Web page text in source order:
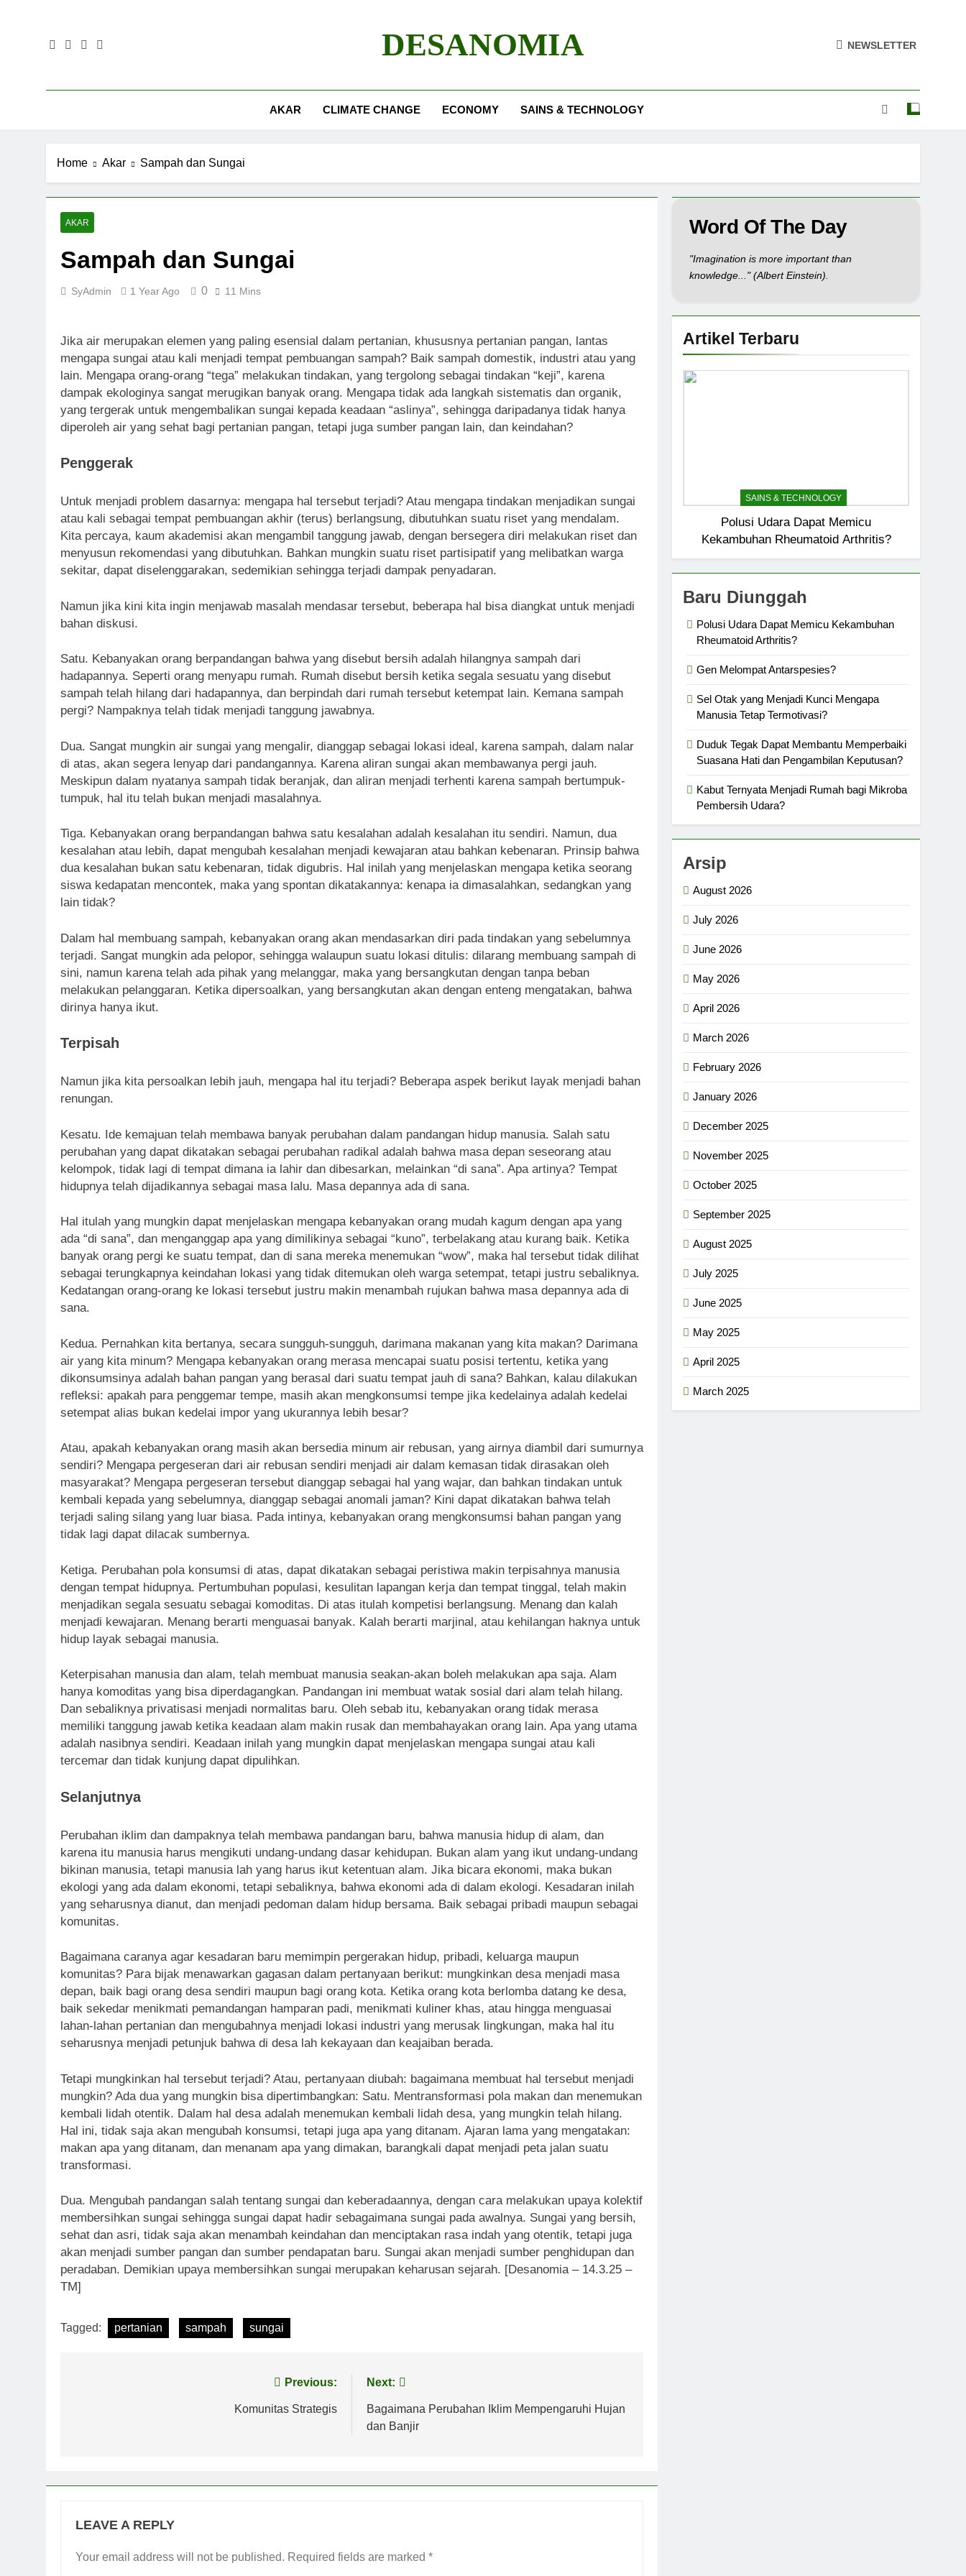
DESANOMIA NEWSLETTER
AKAR CLIMATE CHANGE ECONOMY SAINS & TECHNOLOGY
Home Akar Sampah dan Sungai
AKAR
Sampah dan Sungai
SyAdmin 1 Year Ago 0 11 Mins
Jika air merupakan elemen yang paling esensial dalam pertanian, khususnya pertanian pangan, lantas
mengapa sungai atau kali menjadi tempat pembuangan sampah? Baik sampah domestik, industri atau yang
lain. Mengapa orang-orang “tega” melakukan tindakan, yang tergolong sebagai tindakan “keji”, karena
dampak ekologinya sangat merugikan banyak orang. Mengapa tidak ada langkah sistematis dan organik,
yang tergerak untuk mengembalikan sungai kepada keadaan “aslinya”, sehingga daripadanya tidak hanya
diperoleh air yang sehat bagi pertanian pangan, tetapi juga sumber pangan lain, dan keindahan?
Penggerak
Untuk menjadi problem dasarnya: mengapa hal tersebut terjadi? Atau mengapa tindakan menjadikan sungai
atau kali sebagai tempat pembuangan akhir (terus) berlangsung, dibutuhkan suatu riset yang mendalam.
Kita percaya, kaum akademisi akan mengambil tanggung jawab, dengan bersegera diri melakukan riset dan
menyusun rekomendasi yang dibutuhkan. Bahkan mungkin suatu riset partisipatif yang melibatkan warga
sekitar, dapat diselenggarakan, sedemikian sehingga terjadi dampak penyadaran.
Namun jika kini kita ingin menjawab masalah mendasar tersebut, beberapa hal bisa diangkat untuk menjadi
bahan diskusi.
Satu. Kebanyakan orang berpandangan bahwa yang disebut bersih adalah hilangnya sampah dari
hadapannya. Seperti orang menyapu rumah. Rumah disebut bersih ketika segala sesuatu yang disebut
sampah telah hilang dari hadapannya, dan berpindah dari rumah tersebut ketempat lain. Kemana sampah
pergi? Nampaknya telah tidak menjadi tanggung jawabnya.
Dua. Sangat mungkin air sungai yang mengalir, dianggap sebagai lokasi ideal, karena sampah, dalam nalar
di atas, akan segera lenyap dari pandangannya. Karena aliran sungai akan membawanya pergi jauh.
Meskipun dalam nyatanya sampah tidak beranjak, dan aliran menjadi terhenti karena sampah bertumpuk-
tumpuk, hal itu telah bukan menjadi masalahnya.
Tiga. Kebanyakan orang berpandangan bahwa satu kesalahan adalah kesalahan itu sendiri. Namun, dua
kesalahan atau lebih, dapat mengubah kesalahan menjadi kewajaran atau bahkan kebenaran. Prinsip bahwa
dua kesalahan bukan satu kebenaran, tidak digubris. Hal inilah yang menjelaskan mengapa ketika seorang
siswa kedapatan mencontek, maka yang spontan dikatakannya: kenapa ia dimasalahkan, sedangkan yang
lain tidak?
Dalam hal membuang sampah, kebanyakan orang akan mendasarkan diri pada tindakan yang sebelumnya
terjadi. Sangat mungkin ada pelopor, sehingga walaupun suatu lokasi ditulis: dilarang membuang sampah di
sini, namun karena telah ada pihak yang melanggar, maka yang bersangkutan dengan tanpa beban
melakukan pelanggaran. Ketika dipersoalkan, yang bersangkutan akan dengan enteng mengatakan, bahwa
dirinya hanya ikut.
Terpisah
Namun jika kita persoalkan lebih jauh, mengapa hal itu terjadi? Beberapa aspek berikut layak menjadi bahan
renungan.
Kesatu. Ide kemajuan telah membawa banyak perubahan dalam pandangan hidup manusia. Salah satu
perubahan yang dapat dikatakan sebagai perubahan radikal adalah bahwa masa depan seseorang atau
kelompok, tidak lagi di tempat dimana ia lahir dan dibesarkan, melainkan “di sana”. Apa artinya? Tempat
hidupnya telah dijadikannya sebagai masa lalu. Masa depannya ada di sana.
Hal itulah yang mungkin dapat menjelaskan mengapa kebanyakan orang mudah kagum dengan apa yang
ada “di sana”, dan menganggap apa yang dimilikinya sebagai “kuno”, terbelakang atau kurang baik. Ketika
banyak orang pergi ke suatu tempat, dan di sana mereka menemukan “wow”, maka hal tersebut tidak dilihat
sebagai terungkapnya keindahan lokasi yang tidak ditemukan oleh warga setempat, tetapi justru sebaliknya.
Kedatangan orang-orang ke lokasi tersebut justru makin menambah rujukan bahwa masa depannya ada di
sana.
Kedua. Pernahkan kita bertanya, secara sungguh-sungguh, darimana makanan yang kita makan? Darimana
air yang kita minum? Mengapa kebanyakan orang merasa mencapai suatu posisi tertentu, ketika yang
dikonsumsinya adalah bahan pangan yang berasal dari suatu tempat jauh di sana? Bahkan, kalau dilakukan
refleksi: apakah para penggemar tempe, masih akan mengkonsumsi tempe jika kedelainya adalah kedelai
setempat alias bukan kedelai impor yang ukurannya lebih besar?
Atau, apakah kebanyakan orang masih akan bersedia minum air rebusan, yang airnya diambil dari sumurnya
sendiri? Mengapa pergeseran dari air rebusan sendiri menjadi air dalam kemasan tidak dirasakan oleh
masyarakat? Mengapa pergeseran tersebut dianggap sebagai hal yang wajar, dan bahkan tindakan untuk
kembali kepada yang sebelumnya, dianggap sebagai anomali jaman? Kini dapat dikatakan bahwa telah
terjadi saling silang yang luar biasa. Pada intinya, kebanyakan orang mengkonsumsi bahan pangan yang
tidak lagi dapat dilacak sumbernya.
Ketiga. Perubahan pola konsumsi di atas, dapat dikatakan sebagai peristiwa makin terpisahnya manusia
dengan tempat hidupnya. Pertumbuhan populasi, kesulitan lapangan kerja dan tempat tinggal, telah makin
menjadikan segala sesuatu sebagai komoditas. Di atas itulah kompetisi berlangsung. Menang dan kalah
menjadi kewajaran. Menang berarti menguasai banyak. Kalah berarti marjinal, atau kehilangan haknya untuk
hidup layak sebagai manusia.
Keterpisahan manusia dan alam, telah membuat manusia seakan-akan boleh melakukan apa saja. Alam
hanya komoditas yang bisa diperdagangkan. Pandangan ini membuat watak sosial dari alam telah hilang.
Dan sebaliknya privatisasi menjadi normalitas baru. Oleh sebab itu, kebanyakan orang tidak merasa
memiliki tanggung jawab ketika keadaan alam makin rusak dan membahayakan orang lain. Apa yang utama
adalah nasibnya sendiri. Keadaan inilah yang mungkin dapat menjelaskan mengapa sungai atau kali
tercemar dan tidak kunjung dapat dipulihkan.
Selanjutnya
Perubahan iklim dan dampaknya telah membawa pandangan baru, bahwa manusia hidup di alam, dan
karena itu manusia harus mengikuti undang-undang dasar kehidupan. Bukan alam yang ikut undang-undang
bikinan manusia, tetapi manusia lah yang harus ikut ketentuan alam. Jika bicara ekonomi, maka bukan
ekologi yang ada dalam ekonomi, tetapi sebaliknya, bahwa ekonomi ada di dalam ekologi. Kesadaran inilah
yang seharusnya dianut, dan menjadi pedoman dalam hidup bersama. Baik sebagai pribadi maupun sebagai
komunitas.
Bagaimana caranya agar kesadaran baru memimpin pergerakan hidup, pribadi, keluarga maupun
komunitas? Para bijak menawarkan gagasan dalam pertanyaan berikut: mungkinkan desa menjadi masa
depan, baik bagi orang desa sendiri maupun bagi orang kota. Ketika orang kota berlomba datang ke desa,
baik sekedar menikmati pemandangan hamparan padi, menikmati kuliner khas, atau hingga menguasai
lahan-lahan pertanian dan mengubahnya menjadi lokasi industri yang merusak lingkungan, maka hal itu
seharusnya menjadi petunjuk bahwa di desa lah kekayaan dan keajaiban berada.
Tetapi mungkinkan hal tersebut terjadi? Atau, pertanyaan diubah: bagaimana membuat hal tersebut menjadi
mungkin? Ada dua yang mungkin bisa dipertimbangkan: Satu. Mentransformasi pola makan dan menemukan
kembali lidah otentik. Dalam hal desa adalah menemukan kembali lidah desa, yang mungkin telah hilang.
Hal ini, tidak saja akan mengubah konsumsi, tetapi juga apa yang ditanam. Ajaran lama yang mengatakan:
makan apa yang ditanam, dan menanam apa yang dimakan, barangkali dapat menjadi peta jalan suatu
transformasi.
Dua. Mengubah pandangan salah tentang sungai dan keberadaannya, dengan cara melakukan upaya kolektif
membersihkan sungai sehingga sungai dapat hadir sebagaimana sungai pada awalnya. Sungai yang bersih,
sehat dan asri, tidak saja akan menambah keindahan dan menciptakan rasa indah yang otentik, tetapi juga
akan menjadi sumber pangan dan sumber pendapatan baru. Sungai akan menjadi sumber penghidupan dan
peradaban. Demikian upaya membersihkan sungai merupakan keharusan sejarah. [Desanomia – 14.3.25 –
TM]
Tagged: pertanian sampah sungai
Previous:
Komunitas Strategis
Next:
Bagaimana Perubahan Iklim Mempengaruhi Hujan
dan Banjir
LEAVE A REPLY
Your email address will not be published. Required fields are marked *
Word Of The Day
"Imagination is more important than
knowledge..." (Albert Einstein).
Artikel Terbaru
SAINS & TECHNOLOGY
Polusi Udara Dapat Memicu
Kekambuhan Rheumatoid Arthritis?
Baru Diunggah
Polusi Udara Dapat Memicu Kekambuhan
Rheumatoid Arthritis?
Gen Melompat Antarspesies?
Sel Otak yang Menjadi Kunci Mengapa
Manusia Tetap Termotivasi?
Duduk Tegak Dapat Membantu Memperbaiki
Suasana Hati dan Pengambilan Keputusan?
Kabut Ternyata Menjadi Rumah bagi Mikroba
Pembersih Udara?
Arsip
August 2026
July 2026
June 2026
May 2026
April 2026
March 2026
February 2026
January 2026
December 2025
November 2025
October 2025
September 2025
August 2025
July 2025
June 2025
May 2025
April 2025
March 2025